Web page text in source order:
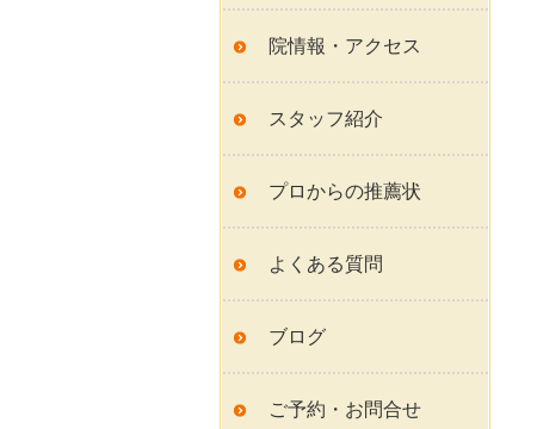
院情報・アクセス
スタッフ紹介
プロからの推薦状
よくある質問
ブログ
ご予約・お問合せ